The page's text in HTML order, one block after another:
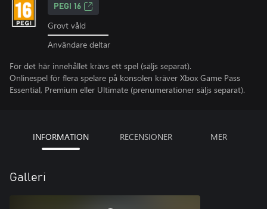
PEGI 16
Grovt våld
Användare deltar
För det här innehållet krävs ett spel (säljs separat).
Onlinespel för flera spelare på konsolen kräver Xbox Game Pass
Essential, Premium eller Ultimate (prenumerationer säljs separat).
INFORMATION RECENSIONER MER
Galleri